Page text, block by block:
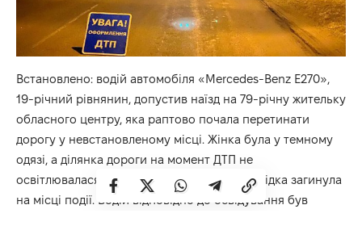
Встановлено: водій автомобіля «Mercedes-Benz Е270»,
19-річний рівнянин, допустив наїзд на 79-річну жительку
обласного центру, яка раптово почала перетинати
дорогу у невстановленому місці. Жінка була у темному
одязі, а ділянка дороги на момент ДТП не
освітлювалася. Від отриманих травм пішохідка загинула
на місці події. Водій відповідно до освідування був